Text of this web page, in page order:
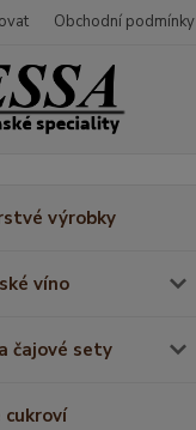
Obchodní podmínky
výrobky
víno
čajové sety
cukroví